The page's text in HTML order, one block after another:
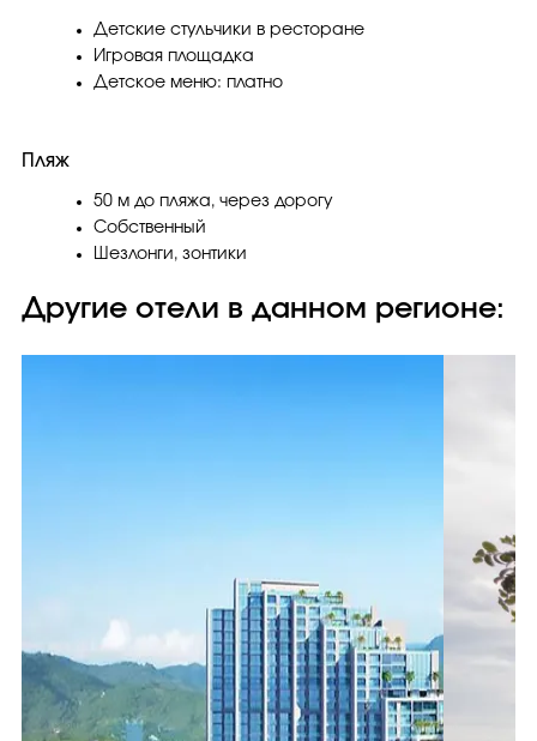
Детские стульчики в ресторане
Игровая площадка
Детское меню: платно
Пляж
50 м до пляжа, через дорогу
Собственный
Шезлонги, зонтики
Другие отели в данном регионе: